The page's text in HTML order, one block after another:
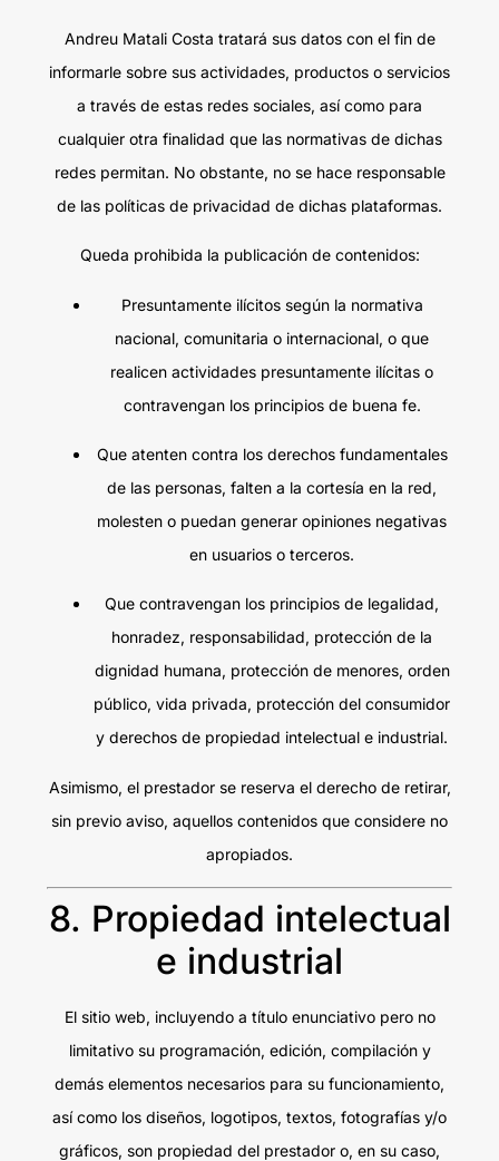
Andreu Matali Costa tratará sus datos con el fin de
informarle sobre sus actividades, productos o servicios
a través de estas redes sociales, así como para
cualquier otra finalidad que las normativas de dichas
redes permitan. No obstante, no se hace responsable
de las políticas de privacidad de dichas plataformas.
Queda prohibida la publicación de contenidos:
Presuntamente ilícitos según la normativa
nacional, comunitaria o internacional, o que
realicen actividades presuntamente ilícitas o
contravengan los principios de buena fe.
Que atenten contra los derechos fundamentales
de las personas, falten a la cortesía en la red,
molesten o puedan generar opiniones negativas
en usuarios o terceros.
Que contravengan los principios de legalidad,
honradez, responsabilidad, protección de la
dignidad humana, protección de menores, orden
público, vida privada, protección del consumidor
y derechos de propiedad intelectual e industrial.
Asimismo, el prestador se reserva el derecho de retirar,
sin previo aviso, aquellos contenidos que considere no
apropiados.
8. Propiedad intelectual
e industrial
El sitio web, incluyendo a título enunciativo pero no
limitativo su programación, edición, compilación y
demás elementos necesarios para su funcionamiento,
así como los diseños, logotipos, textos, fotografías y/o
gráficos, son propiedad del prestador o, en su caso,